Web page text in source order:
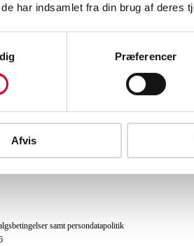
har indsamlet fra din brug af deres
Præferencer
Afvis
vores nyhedsbrev og modtag nyheder
Købsvilkår
samt persondatapolitik